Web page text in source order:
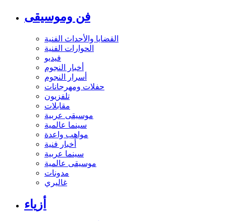
فن وموسيقى
القضايا والأحداث الفنية
الحوارات الفنية
فيديو
أخبار النجوم
أسرار النجوم
حفلات ومهرجانات
تلفزيون
مقابلات
موسيقى عربية
سينما عالمية
مواهب واعدة
أخبار فنية
سينما عربية
موسيقى عالمية
مدونات
غاليري
أزياء